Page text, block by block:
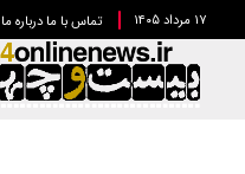
۱۷ مرداد ۱۴۰۵ تماس با ما درباره ما